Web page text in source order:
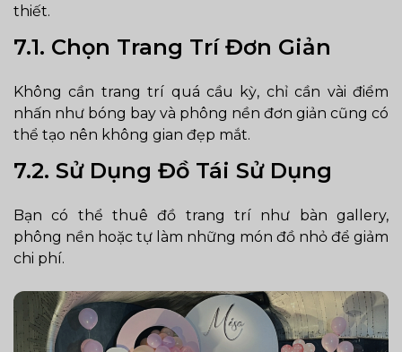
thiết.
7.1. Chọn Trang Trí Đơn Giản
Không cần trang trí quá cầu kỳ, chỉ cần vài điểm
nhấn như bóng bay và phông nền đơn giản cũng có
thể tạo nên không gian đẹp mắt.
7.2. Sử Dụng Đồ Tái Sử Dụng
Bạn có thể thuê đồ trang trí như bàn gallery,
phông nền hoặc tự làm những món đồ nhỏ để giảm
chi phí.